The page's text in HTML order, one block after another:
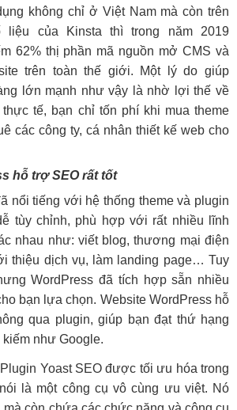
không chỉ ở Việt Nam mà còn trên
liệu của Kinsta thì trong năm 2019
62% thị phần mã nguồn mở CMS và
trên toàn thế giới. Một lý do giúp
lớn mạnh như vậy là nhờ lợi thế về
thực tế, bạn chỉ tốn phí khi mua theme
các công ty, cá nhân thiết kế web cho
hỗ trợ SEO rất tốt
nổi tiếng với hệ thống theme và plugin
tùy chỉnh, phù hợp với rất nhiều lĩnh
nhau như: viết blog, thương mại điện
thiệu dịch vụ, làm landing page… Tuy
WordPress đã tích hợp sẵn nhiều
bạn lựa chọn. Website WordPress hỗ
qua plugin, giúp bạn đạt thứ hạng
kiếm như Google.
Yoast SEO được tối ưu hóa trong
là một công cụ vô cùng ưu việt. Nó